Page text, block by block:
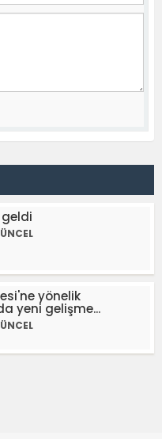
yönelik
yeni gelişme...